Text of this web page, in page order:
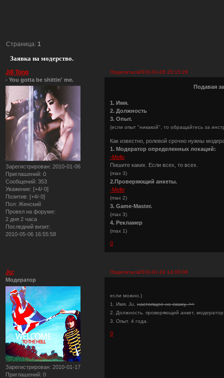
Заявка на модерство.
Страница: 1
Поделиться2010-01-08 20:15:29
Jill Tong
- You gotta be shittin' me.
Зарегистрирован: 2010-01-06
Приглашений: 0
Сообщений: 353
Уважение: [+4/-0]
Позитив: [+4/-0]
Пол: Женский
Провел на форуме:
2 дня 2 часа
Последний визит:
2010-05-06 16:55:58
Подавая
1. Имя.
2. Должность
3. Опыт.
(если опыт "никакой", то обращайтесь за
Как известно, ролевой срочно нужны
1. Модератор определенных локаций:
-Mello
Пишите каких. Если всех, то всех.
(max 3)
2.Проверяющий анкеты.
-Mello
(max 2)
3. Game-Master.
(max 3)
4. Рекламер
(max 1)
0
Поделиться2010-01-24 14:00:06
Ju;
Модератор
Зарегистрирован: 2010-01-17
Приглашений: 0
если можно.)
1. Имя. Ju.настоящее не скажу. ><
2. Должность. проверяющий анкет,
3. Опыт. 4 года.
0